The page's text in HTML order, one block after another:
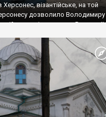
візантійське, на той
дозволило Володимиру
імператору Василю ІІ,
став Василем-
Хрещення Русі. На честь
місто […]